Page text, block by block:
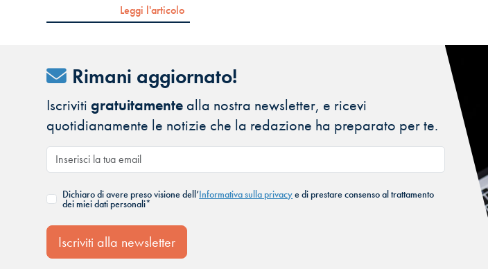
Leggi l'articolo
Rimani aggiornato!
Iscrivitigratuitamente alla nostra newsletter, e ricevi
quotidianamente le notizie che la redazione ha preparato per te.
Dichiaro di avere preso visione dell’Informativa sulla privacye di prestare consenso al trattamento
dei miei dati personali*
Iscriviti alla newsletter